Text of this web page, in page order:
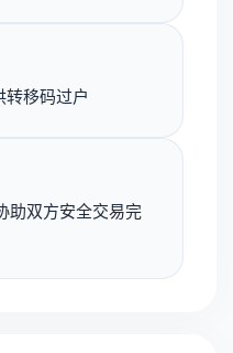
转移码过户
助双方安全交易完